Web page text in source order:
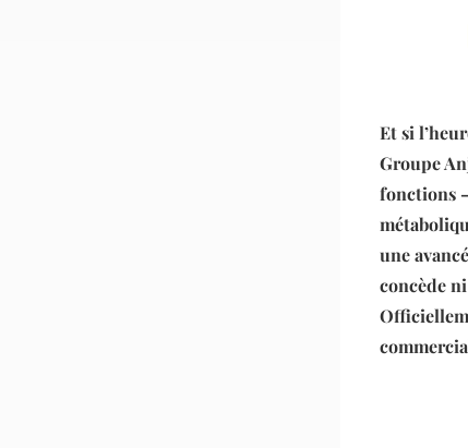
Et si
Groupe
fonctions
une
concède